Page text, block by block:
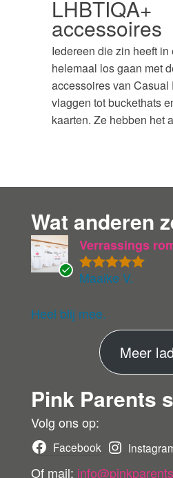
LHBTIQA+
accessoires
Iedereen die zin heeft in
helemaal los gaan met
accessoires van Casual
vlaggen tot buckethats
kaarten. Ze hebben het
Wat anderen
eri
r
Gewaardeer
Verrassings
Maaike V.
Heel blij mee.
Meer
Pink Parents
Volg ons op:
Facebook
Of mail: